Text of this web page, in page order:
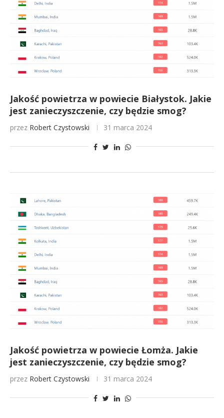
Jakość powietrza w powiecie Białystok. Jakie
jest zanieczyszczenie, czy będzie smog?
przez Robert Czystowski 31 marca 2024
Jakość powietrza w powiecie Łomża. Jakie
jest zanieczyszczenie, czy będzie smog?
przez Robert Czystowski 31 marca 2024